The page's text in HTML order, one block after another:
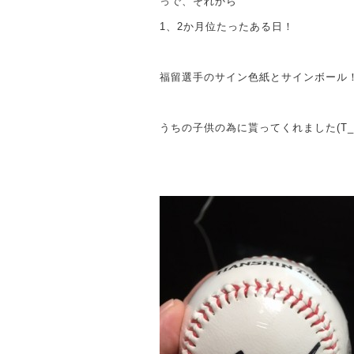
1、2か月位たったある日！
福留選手のサイン色紙とサインボール
うちの子供の為に貰ってくれました